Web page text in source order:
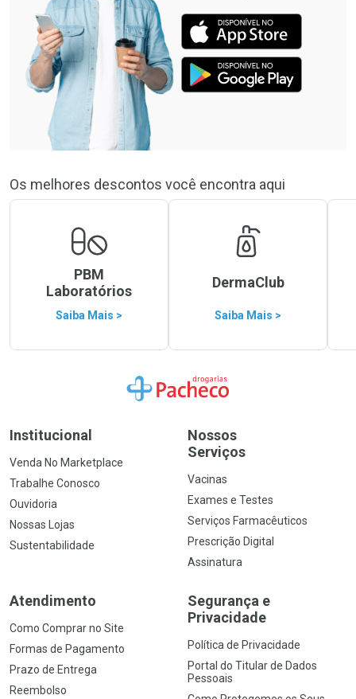
Os melhores descontos você encontra aqui
PBM
Laboratórios
Saiba Mais >
DermaClub
Saiba Mais >
Ir para a Home
Institucional
Venda No Marketplace
Trabalhe Conosco
Ouvidoria
Nossas Lojas
Sustentabilidade
Nossos
Serviços
Vacinas
Exames e Testes
Serviços Farmacêuticos
Prescrição Digital
Assinatura
Atendimento
Como Comprar no Site
Formas de Pagamento
Prazo de Entrega
Reembolso
Segurança e
Privacidade
Política de Privacidade
Portal do Titular de Dados
Pessoais